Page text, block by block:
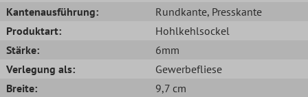
Kantenausführung:
Rundkante, Presskante
Produktart:
Hohlkehlsockel
Stärke:
6mm
Verlegung als:
Gewerbefliese
Breite:
9,7 cm